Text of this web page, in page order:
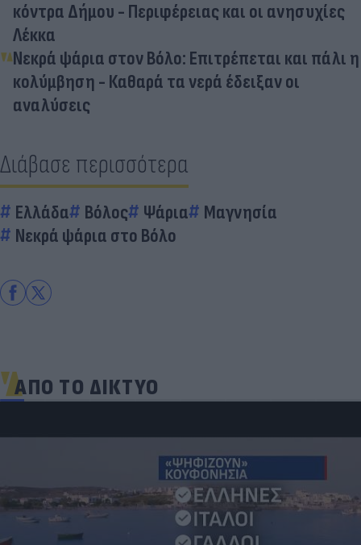
κόντρα Δήμου - Περιφέρειας και οι ανησυχίες
Λέκκα
Νεκρά ψάρια στον Βόλο: Επιτρέπεται και πάλι η
κολύμβηση - Καθαρά τα νερά έδειξαν οι
αναλύσεις
Διάβασε περισσότερα
Ελλάδα Βόλος Ψάρια
Μαγνησία
Νεκρά ψάρια στο Bόλο
ΑΠΟ ΤΟ ΔΙΚΤΥΟ